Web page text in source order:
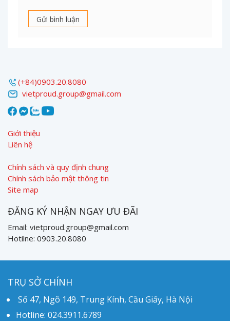
(+84)0903.20.8080
vietproud.group@gmail.com
Giới thiệu
Liên hệ
Chính sách và quy định chung
Chính sách bảo mật thông tin
Site map
ĐĂNG KÝ NHẬN NGAY ƯU ĐÃI
Email: vietproud.group@gmail.com
Hotilne: 0903.20.8080
TRỤ SỞ CHÍNH
Số 47, Ngõ 149, Trung Kính, Cầu Giấy, Hà Nội
Hotline: 024.3911.6789